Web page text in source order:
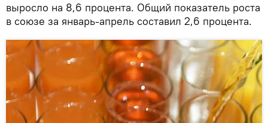
выросло на 8,6 процента. Общий показатель роста
в союзе за январь-апрель составил 2,6 процента.